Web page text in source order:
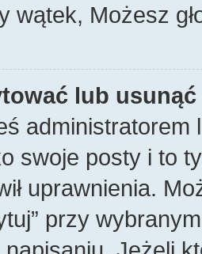
wątek, Możesz
lub
swoje posty i to
uprawnienia.
przy